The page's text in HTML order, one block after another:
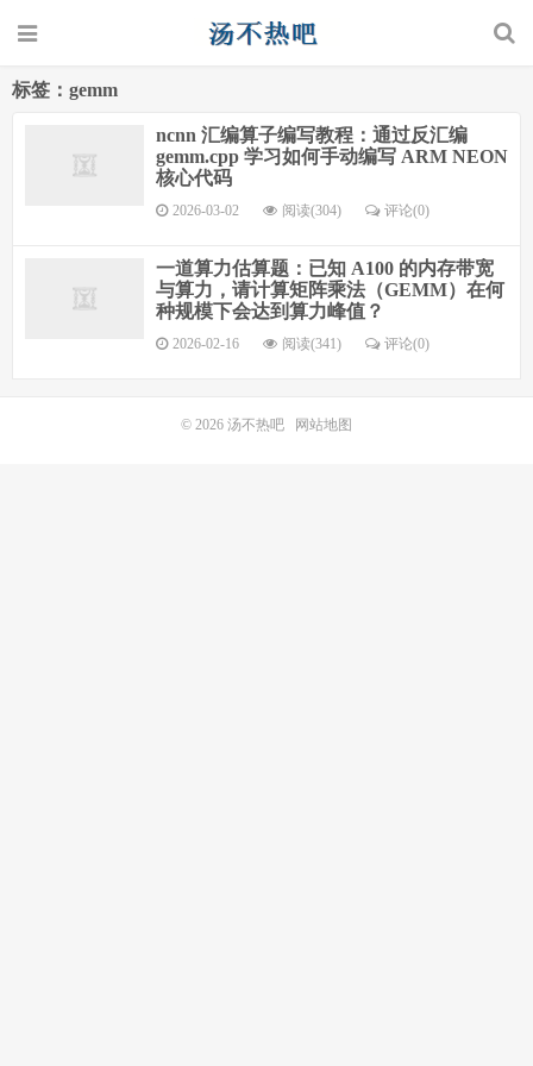
标签：gemm
ncnn 汇编算子编写教程：通过反汇编
gemm.cpp 学习如何手动编写 ARM NEON
核心代码
2026-03-02 阅读(304) 评论(0)
一道算力估算题：已知 A100 的内存带宽
与算力，请计算矩阵乘法（GEMM）在何
种规模下会达到算力峰值？
2026-02-16 阅读(341) 评论(0)
© 2026 汤不热吧 网站地图